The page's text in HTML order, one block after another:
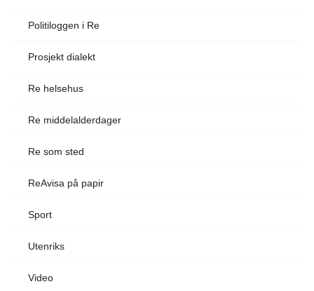
Politiloggen i Re
Prosjekt dialekt
Re helsehus
Re middelalderdager
Re som sted
ReAvisa på papir
Sport
Utenriks
Video